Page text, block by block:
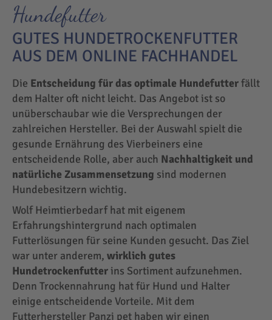
Hundefutter
GUTES HUNDETROCKENFUTTER
AUS DEM ONLINE FACHHANDEL
Die Entscheidung für das optimale Hundefutterfällt
dem Halter oft nicht leicht. Das Angebot ist so
unüberschaubar wie die Versprechungen der
zahlreichen Hersteller. Bei der Auswahl spielt die
gesunde Ernährung des Vierbeiners eine
entscheidende Rolle, aber auch Nachhaltigkeit und
natürliche Zusammensetzung sind modernen
Hundebesitzern wichtig.
Wolf Heimtierbedarf hat mit eigenem
Erfahrungshintergrund nach optimalen
Futterlösungen für seine Kunden gesucht. Das Ziel
war unter anderem, wirklich gutes
Hundetrockenfutter ins Sortiment aufzunehmen.
Denn Trockennahrung hat für Hund und Halter
einige entscheidende Vorteile. Mit dem
Futterhersteller Panzi pet haben wir einen